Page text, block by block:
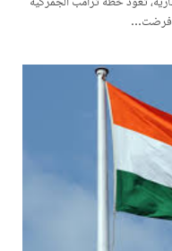
فرضت…